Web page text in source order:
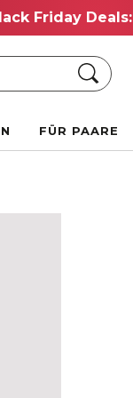
Friday Deals:
Suche
FÜR PAARE